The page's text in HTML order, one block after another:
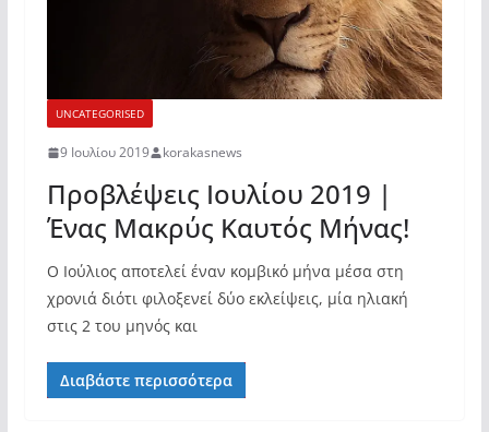
UNCATEGORISED
9 Ιουλίου 2019 korakasnews
Προβλέψεις Ιουλίου 2019 |
Ένας Μακρύς Καυτός Μήνας!
Ο Ιούλιος αποτελεί έναν κομβικό μήνα μέσα στη
χρονιά διότι φιλοξενεί δύο εκλείψεις, μία ηλιακή
στις 2 του μηνός και
Διαβάστε περισσότερα